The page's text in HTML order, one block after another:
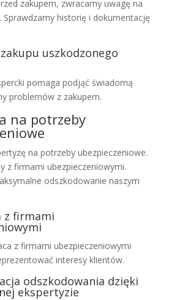
zakupem, zwracamy uwagę na
Sprawdzamy historię i dokumentację
uszkodzonego
pomaga podjąć świadomą
problemów z zakupem.
na potrzeby
na potrzeby ubezpieczeniowe.
z firmami ubezpieczeniowymi.
odszkodowanie naszym
z firmami
z firmami ubezpieczeniowymi
interesy klientów.
odszkodowania dzięki
ekspertyzie